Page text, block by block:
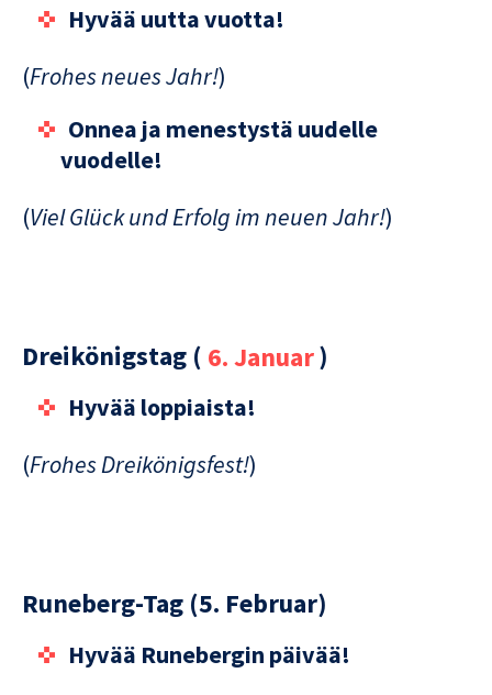
Hyvää uutta vuotta!
(Frohes neues Jahr!)
Onnea ja menestystä uudelle
vuodelle!
(Viel Glück und Erfolg im neuen Jahr!)
Dreikönigstag ( 6. Januar)
Hyvää loppiaista!
(Frohes Dreikönigsfest!)
Runeberg-Tag (5. Februar)
Hyvää Runebergin päivää!